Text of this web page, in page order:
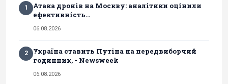
1
Атака дронів на Москву: аналітики оцінили
ефективність...
06.08.2026
2
Україна ставить Путіна на передвиборчий
годинник, - Newsweek
06.08.2026